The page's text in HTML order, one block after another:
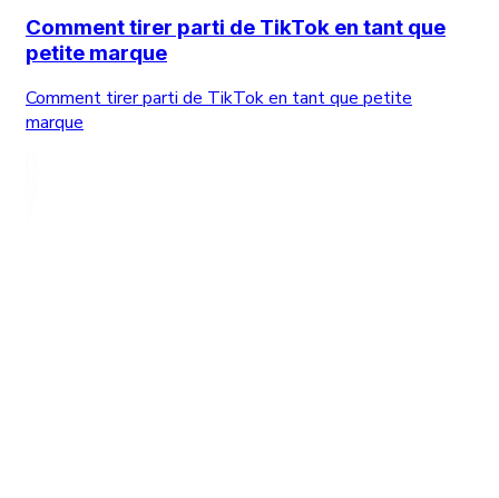
Comment tirer parti de TikTok en tant que
petite marque
Comment tirer parti de TikTok en tant que petite
marque